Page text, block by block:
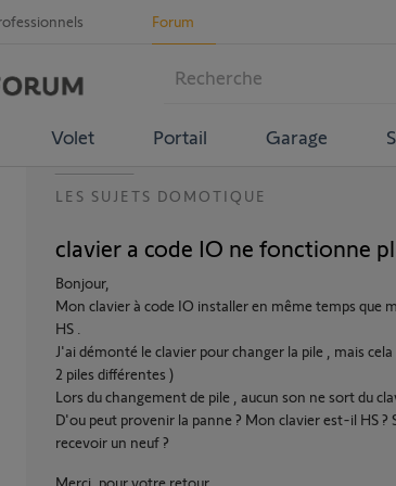
Forum
Volet Portail Garage
LES SUJETS DOMOTIQUE
clavier a code IO ne fonctionne
Bonjour,
Mon clavier à code IO installer en même temps que
HS .
J'ai démonté le clavier pour changer la pile , mais
2 piles différentes )
Lors du changement de pile , aucun son ne sort du
D'ou peut provenir la panne ? Mon clavier est-il HS ?
recevoir un neuf ?
Merci, pour votre retour .